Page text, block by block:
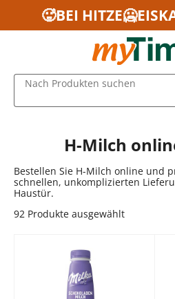
Zum Hauptinhalt springen
Zur Navigation springen
Zur Suche springen
🥵BEI
Nach Produkten suchen
H-Milch
Bestellen Sie H-Milch online und
schnellen, unkomplizierten
Haustür.
92 Produkte ausgewählt